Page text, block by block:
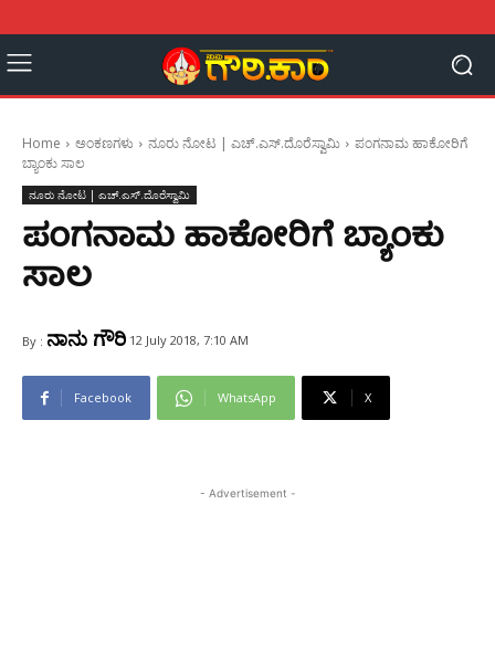
Home ಅಂಕಣಗಳು ನೂರು ನೋಟ | ಎಚ್.ಎಸ್.ದೊರೆಸ್ವಾಮಿ
ಪಂಗನಾಮ ಹಾಕೋರಿಗೆ
ಬ್ಯಾಂಕು ಸಾಲ
ನೂರು ನೋಟ | ಎಚ್.ಎಸ್.ದೊರೆಸ್ವಾಮಿ
ಪಂಗನಾಮ ಹಾಕೋರಿಗೆ ಬ್ಯಾಂಕು
ಸಾಲ
By : ನಾನು ಗೌರಿ 12 July 2018, 7:10 AM
Facebook WhatsApp X
- Advertisement -